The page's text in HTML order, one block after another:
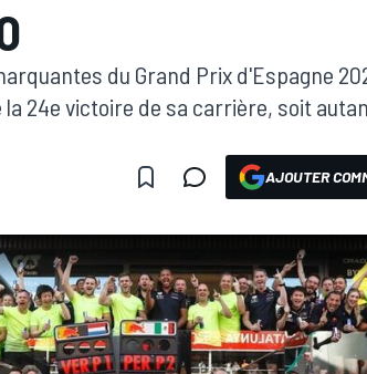
du Grand Prix d'Espagne
24e victoire de sa carrière, soit
AJOUTER